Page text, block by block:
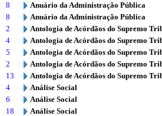
8
Anuário da Administração Pública
8
Anuário da Administração Pública
2
Antologia de Acórdãos do Supremo
4
Antologia de Acórdãos do Supremo
5
Antologia de Acórdãos do Supremo
2
Antologia de Acórdãos do Supremo
13
Antologia de Acórdãos do Supremo
4
Análise Social
6
Análise Social
18
Análise Social